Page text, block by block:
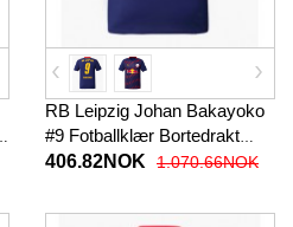
RB Leipzig Johan Bakayoko
#9 Fotballklær Bortedrakt
2025-26 Kortermet
406.82NOK 1.070.66NOK